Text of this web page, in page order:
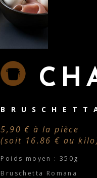
5,90 € à la pièce
(soit 16.86 € au
Poids moyen : 350g
Bruschetta Romana